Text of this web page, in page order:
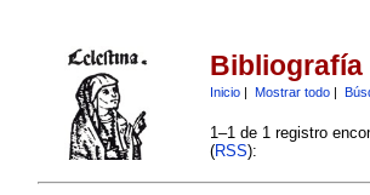
Inicio| Mostrar todo|
1–1 de 1 registro
(RSS):